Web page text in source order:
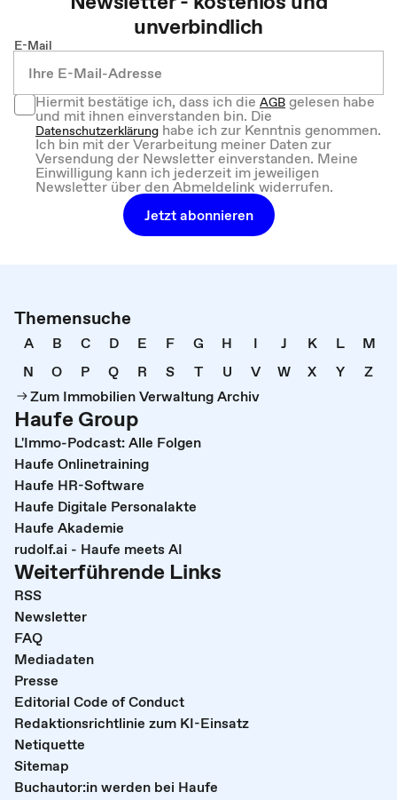
unverbindlich
E-Mail
Hiermit bestätige ich, dass ich dieAGBgelesen habe
und mit ihnen einverstanden bin. Die
Datenschutzerklärung habe ich zur Kenntnis genommen.
Ich bin mit der Verarbeitung meiner Daten zur
Versendung der Newsletter einverstanden. Meine
Einwilligung kann ich jederzeit im jeweiligen
Newsletter über den Abmeldelink widerrufen.
Jetzt abonnieren
Themensuche
A B C D E F G H I J K L
M
N
O P Q R S T U V W X Y
Z
Zum Immobilien Verwaltung Archiv
Haufe Group
L'Immo-Podcast: Alle Folgen
Haufe Onlinetraining
Haufe HR-Software
Haufe Digitale Personalakte
Haufe Akademie
rudolf.ai - Haufe meets AI
Weiterführende Links
RSS
Newsletter
FAQ
Mediadaten
Presse
Editorial Code of Conduct
Redaktionsrichtlinie zum KI-Einsatz
Netiquette
Sitemap
Buchautor:in werden bei Haufe